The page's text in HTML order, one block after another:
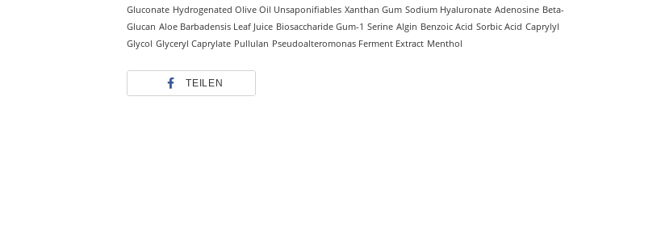
Gluconate Hydrogenated Olive Oil Unsaponifiables Xanthan Gum Sodium Hyaluronate Adenosine Beta-
Glucan Aloe Barbadensis Leaf Juice Biosaccharide Gum-1 Serine Algin Benzoic Acid Sorbic Acid Caprylyl
Glycol Glyceryl Caprylate Pullulan Pseudoalteromonas Ferment Extract Menthol
TEILEN